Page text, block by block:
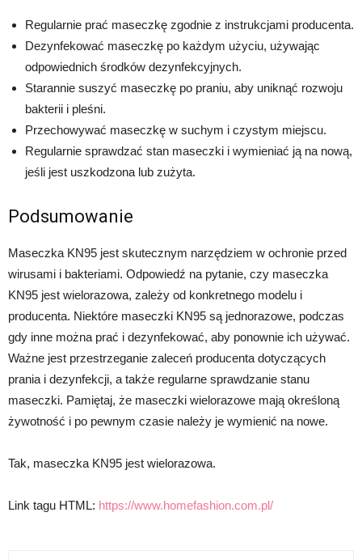
Regularnie prać maseczkę zgodnie z instrukcjami producenta.
Dezynfekować maseczkę po każdym użyciu, używając
odpowiednich środków dezynfekcyjnych.
Starannie suszyć maseczkę po praniu, aby uniknąć rozwoju
bakterii i pleśni.
Przechowywać maseczkę w suchym i czystym miejscu.
Regularnie sprawdzać stan maseczki i wymieniać ją na nową,
jeśli jest uszkodzona lub zużyta.
Podsumowanie
Maseczka KN95 jest skutecznym narzędziem w ochronie przed
wirusami i bakteriami. Odpowiedź na pytanie, czy maseczka
KN95 jest wielorazowa, zależy od konkretnego modelu i
producenta. Niektóre maseczki KN95 są jednorazowe, podczas
gdy inne można prać i dezynfekować, aby ponownie ich używać.
Ważne jest przestrzeganie zaleceń producenta dotyczących
prania i dezynfekcji, a także regularne sprawdzanie stanu
maseczki. Pamiętaj, że maseczki wielorazowe mają określoną
żywotność i po pewnym czasie należy je wymienić na nowe.
Tak, maseczka KN95 jest wielorazowa.
Link tagu HTML: https://www.homefashion.com.pl/